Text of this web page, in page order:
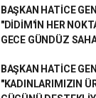
BAŞKAN HATİCE
"DİDİM'İN HER
GECE GÜNDÜZ
BAŞKAN HATİCE
"KADINLARIMIZIN